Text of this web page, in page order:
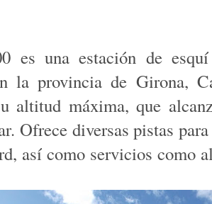
es una estación de
la provincia de Girona,
altitud máxima, que
Ofrece diversas pistas
así como servicios como